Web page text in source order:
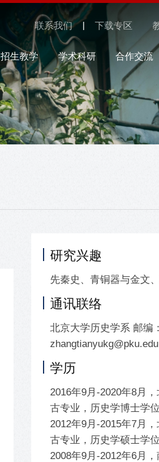
联系我们 下载专区
招生教学 学术科研 合作交流
研究兴趣
先秦史、青铜器与金文
通讯联络
北京大学历史学系 邮编
学历
2016年9月-2020年8月
古专业，历史学博士学位
2012年9月-2015年7月
古专业，历史学硕士学位
2008年9月-2012年6月